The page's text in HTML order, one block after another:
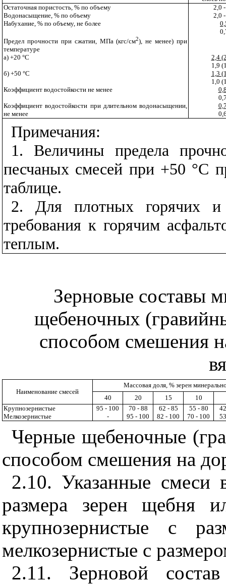
Остаточная пористость, % по объему
2,0
Водонасыщение, % по объему
2,0
Набухание, % по объему, не более
Предел прочности при сжатии, МПа (кгс/см2), не менее) при
температуре
а) +20 °С
2,4
1,9
б) +50 °С
1,3
1,0
Коэффициент водостойкости не менее
Коэффициент водостойкости при длительном водонасыщении,
не менее
Примечания:
1. Величины предела
песчаных смесей при +50 °С
таблице.
2. Для плотных горячих и
требования к горячим
теплым.
Зерновые составы
щебеночных
способом смешения
Наименование смесей
Массовая доля, % зерен
40
20 15
10
Крупнозернистые
95 - 100 70 - 88 62 - 85 55 - 80
Мелкозернистые
- 95 - 100 82 - 100 70 - 100
Черные щебеночные
способом смешения на
2.10. Указанные смеси
размера зерен щебня
крупнозернистые с
мелкозернистые с
2.11. Зерновой